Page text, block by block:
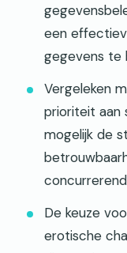
een
gegevens te
Vergeleken
prioriteit aan
mogelijk de
De keuze
erotische